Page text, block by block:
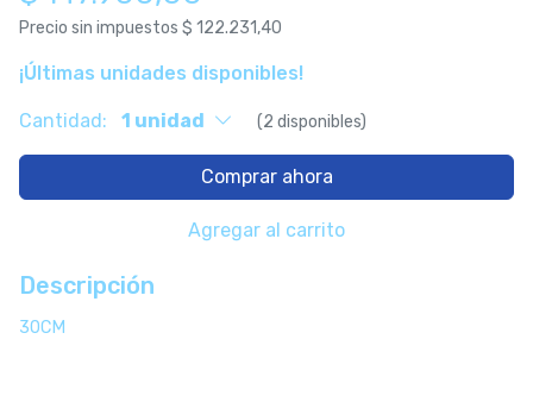
Precio sin impuestos $ 122.231,40
¡Últimas unidades disponibles!
Cantidad: 1 unidad (2 disponibles)
Comprar ahora
Agregar al carrito
Descripción
30CM